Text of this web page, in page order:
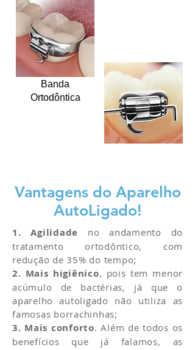
Banda
Ortodôntica
Vantagens do Aparelho
AutoLigado!
1. Agilidade no andamento do
tratamento ortodôntico, com
redução de 35% do tempo;
2. Mais higiênico, pois tem menor
acúmulo de bactérias, já que o
aparelho autoligado não utiliza as
famosas borrachinhas;
3. Mais conforto. Além de todos os
benefícios que já falamos, as